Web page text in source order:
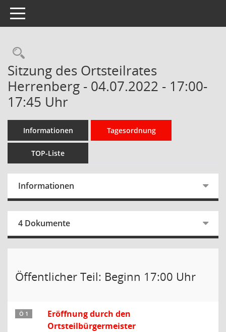
Toggle navigation
Rechercheauswahl
Sitzung des Ortsteilrates
Herrenberg - 04.07.2022 - 17:00-
17:45 Uhr
Informationen Tagesordnung
TOP-Liste
Informationen
4 Dokumente
Öffentlicher Teil: Beginn 17:00 Uhr
Ö 1
Eröffnung durch den
Ortsteilbürgermeister